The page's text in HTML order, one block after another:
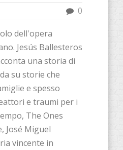
0
dell'opera
Jesús Ballesteros
una storia di
su storie che
e spesso
e traumi per i
The Ones
José Miguel
vincente in